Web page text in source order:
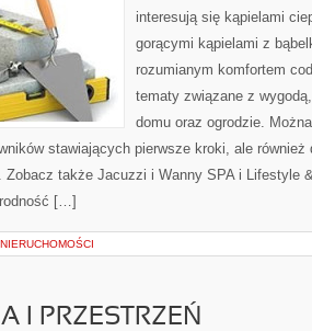
interesują się kąpielami
gorącymi kąpielami z
rozumianym komfortem
tematy związane z
domu oraz ogrodzie.
stawiających pierwsze kroki, ale
Zobacz także Jacuzzi i Wanny SPA i Lifestyle
[…]
NIERUCHOMOŚCI
I PRZESTRZEŃ